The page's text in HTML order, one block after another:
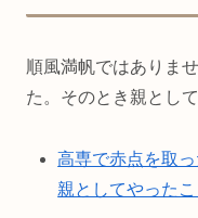
順風満帆ではありま
た。そのとき親とし
高専で赤点を取
親としてやった